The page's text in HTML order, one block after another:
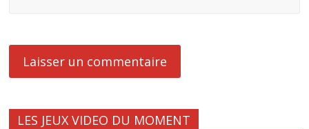
LES JEUX VIDEO DU MOMENT